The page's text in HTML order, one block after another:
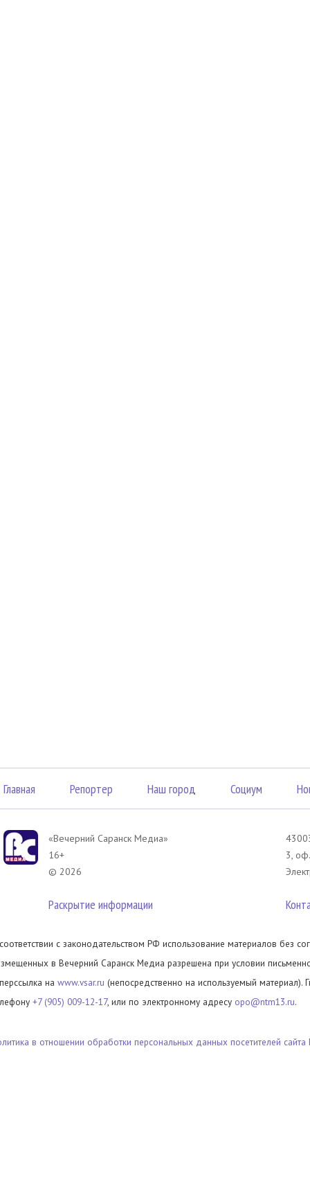
Главная Репортер Наш город Социум
«Вечерний Саранск Mедиа»
16+
© 2026
Раскрытие информации
3,
с законодательством РФ использование материалов без
в Вечерний Саранск Медиа разрешена при условии
на www.vsar.ru (непосредственно на используемый материал).
+7 (905) 009-12-17, или по электронному адресу opo@ntm13.ru.
в отношении обработки персональных данных посетителей